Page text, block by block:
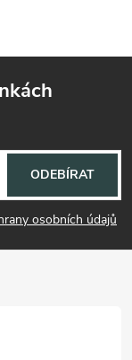
osobních údajů
ODEBÍRAT